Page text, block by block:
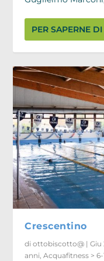
PER SAPERNE
Crescentino
diottobiscotto@ |Giu
anni,Acquafitness > 6-